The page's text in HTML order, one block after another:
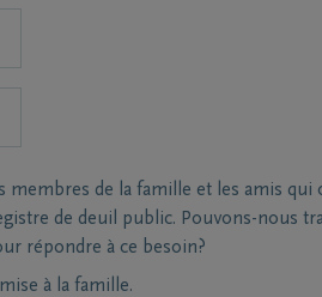
membres de la famille et les amis qui
de deuil public. Pouvons-nous
répondre à ce besoin?
à la famille.